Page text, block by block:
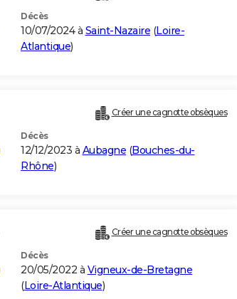
Décès
10/07/2024 à Saint-Nazaire (Loire-
Atlantique)
Créer une cagnotte obsèques
Décès
12/12/2023 à Aubagne (Bouches-du-
Rhône)
Créer une cagnotte obsèques
Décès
20/05/2022 à Vigneux-de-Bretagne
(Loire-Atlantique)